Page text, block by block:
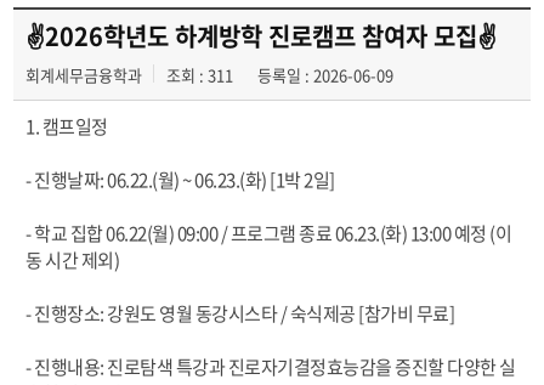
학과이야기
✌️2026학년도 하계방학 진로캠프 참여자 모집✌️
회계세무금융학과 조회 : 311 등록일 : 2026-06-09
1. 캠프일정
- 진행날짜: 06.22.(월) ~ 06.23.(화) [1박 2일]
- 학교 집합 06.22(월) 09:00 / 프로그램 종료 06.23.(화) 13:00 예정 (이
동 시간 제외)
- 진행장소: 강원도 영월 동강시스타 / 숙식제공 [참가비 무료]
- 진행내용: 진로탐색 특강과 진로자기결정효능감을 증진할 다양한 실